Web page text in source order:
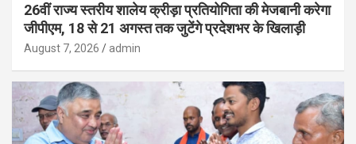
26वीं राज्य स्तरीय शालेय क्रीड़ा प्रतियोगिता की मेजबानी करेगा
जीपीएम, 18 से 21 अगस्त तक जुटेंगे प्रदेशभर के खिलाड़ी
August 7, 2026 admin